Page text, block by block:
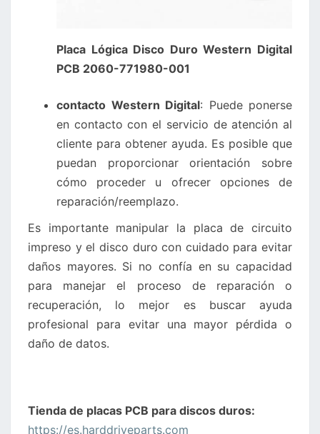
Placa Lógica Disco Duro Western Digital
PCB 2060-771980-001
contacto Western Digital: Puede ponerse
en contacto con el servicio de atención al
cliente para obtener ayuda. Es posible que
puedan proporcionar orientación sobre
cómo proceder u ofrecer opciones de
reparación/reemplazo.
Es importante manipular la placa de circuito
impreso y el disco duro con cuidado para evitar
daños mayores. Si no confía en su capacidad
para manejar el proceso de reparación o
recuperación, lo mejor es buscar ayuda
profesional para evitar una mayor pérdida o
daño de datos.
Tienda de placas PCB para discos duros:
https://es.harddriveparts.com